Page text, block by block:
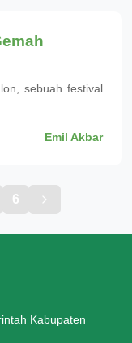
sebuah festival
Emil Akbar
6
Kabupaten